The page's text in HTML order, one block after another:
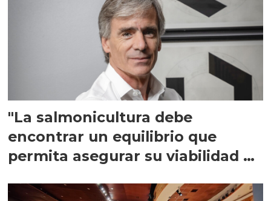
"La salmonicultura debe
encontrar un equilibrio que
permita asegurar su viabilidad de